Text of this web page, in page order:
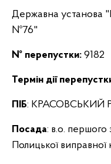
Державна установа
№76"
№ перепустки: 9182
Термін дії
ПІБ: КРАСОВСЬКИЙ
Посада: в.о. першого
Полицької виправної